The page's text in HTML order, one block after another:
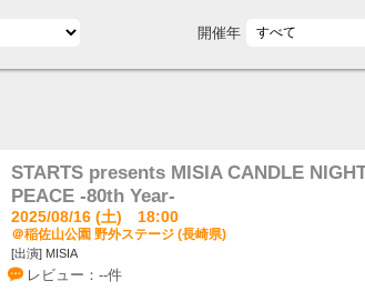
開催年
STARTS presents MISIA CANDLE
PEACE -80th Year-
2025/08/16 (土) 18:00
＠稲佐山公園 野外ステージ (長崎県)
[出演] MISIA
レビュー：--件